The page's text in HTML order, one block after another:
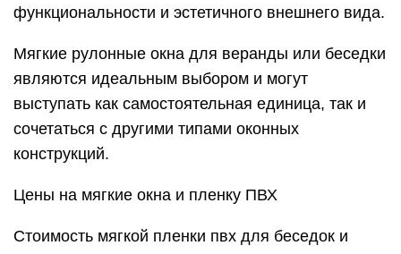
функциональности и эстетичного внешнего вида.
Мягкие рулонные окна для веранды или беседки
являются идеальным выбором и могут
выступать как самостоятельная единица, так и
сочетаться с другими типами оконных
конструкций.
Цены на мягкие окна и пленку ПВХ
Стоимость мягкой пленки пвх для беседок и